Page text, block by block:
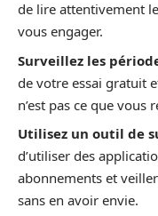
de lire attentivement
vous engager.
Surveillez les
de votre essai gratuit
n’est pas ce que vous
Utilisez un outil de
d’utiliser des
abonnements et
sans en avoir envie.